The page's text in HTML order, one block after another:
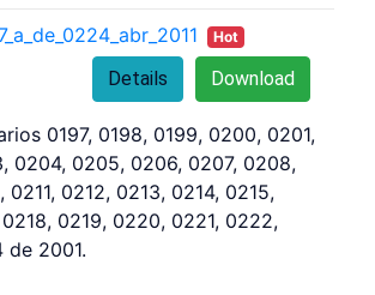
Hot
Download
Details
0197, 0198, 0199, 0200, 0201,
0204, 0205, 0206, 0207, 0208,
0211, 0212, 0213, 0214, 0215,
0218, 0219, 0220, 0221, 0222,
de 2001.